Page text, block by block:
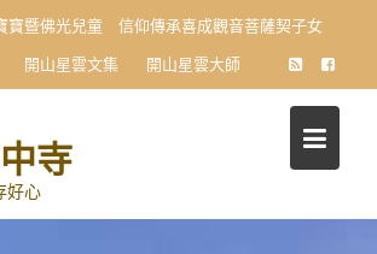
寶暨佛光兒童 信仰傳承喜成觀音菩薩契子女
開山星雲文集 開山星雲大師
寺
好心